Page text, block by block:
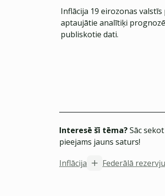
Inflācija 19 eirozonas valstīs
aptaujātie analītiķi
publiskotie dati.
Interesē šī tēma?Sāc
pieejams jauns saturs!
Inflācija
Federālā